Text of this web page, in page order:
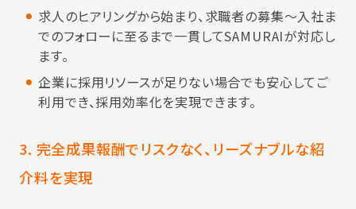
求人のヒアリングから始まり、求職者の募集～入社ま
でのフォローに至るまで一貫してSAMURAIが対応し
ます。
企業に採用リソースが足りない場合でも安心してご
利用でき、採用効率化を実現できます。
3. 完全成果報酬でリスクなく、リーズナブルな紹
介料を実現